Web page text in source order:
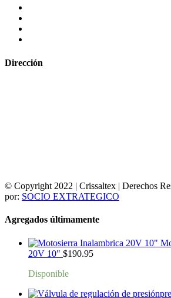
Dirección
© Copyright 2022 | Crissaltex | Derechos
por: SOCIO EXTRATEGICO
Agregados últimamente
20V 10" $190.95
Disponible